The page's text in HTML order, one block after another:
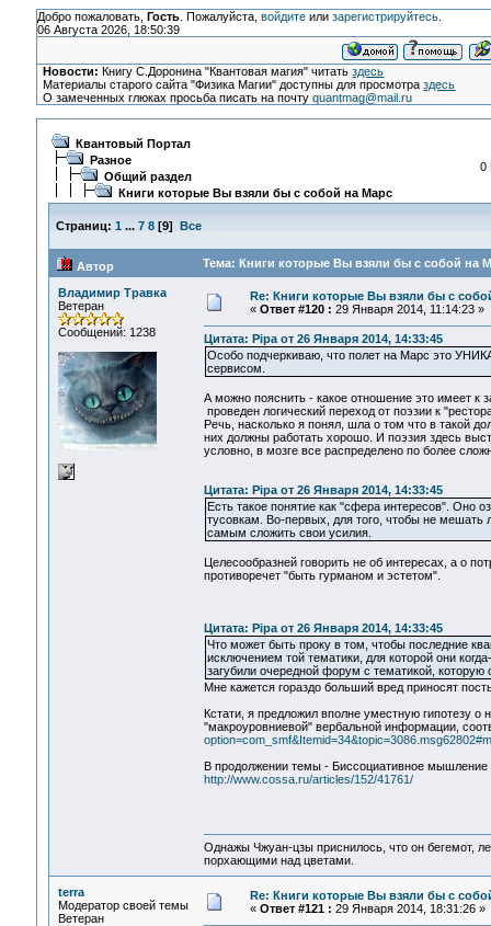
Добро пожаловать, Гость. Пожалуйста, войдитеили зарегистрируйтесь.
06 Августа 2026, 18:50:39
Новости: Книгу С.Доронина "Квантовая магия" читатьздесь
Материалы старого сайта "Физика Магии" доступны для просмотраздесь
О замеченных глюках просьба писать на почтуquantmag@mail.ru
Квантовый Портал
Разное
Общий раздел
Книги которые Вы взяли бы с собой на Марс
0
Страниц: 1 ... 7 8[9] Все
Автор Тема: Книги которые Вы взяли бы с собой на
Владимир Травка
Ветеран
Сообщений: 1238
Re: Книги которые Вы взяли бы с
« Ответ #120 : 29 Января 2014, 11:14:23 »
Цитата: Pipa от 26 Января 2014, 14:33:45
Особо подчеркиваю, что полет на Марс это
сервисом.
А можно пояснить - какое отношение это имеет
проведен логический переход от поэзии к
Речь, насколько я понял, шла о том что в такой
них должны работать хорошо. И поэзия здесь
условно, в мозге все распределено по более
Цитата: Pipa от 26 Января 2014, 14:33:45
Есть такое понятие как "сфера интересов". Оно
тусовкам. Во-первых, для того, чтобы не
самым сложить свои усилия.
Целесообразней говорить не об интересах, а о
противоречет "быть гурманом и эстетом".
Цитата: Pipa от 26 Января 2014, 14:33:45
Что может быть проку в том, чтобы последние
исключением той тематики, для которой они
загубили очередной форум с тематикой,
Мне кажется гораздо больший вред приносят
Кстати, я предложил вполне уместную гипотезу о
"макроуровниевой" вербальной информации,
В продолжении темы - Биссоциативное мышление
http://www.cossa.ru/articles/152/41761/
Однажы Чжуан-цзы приснилось, что он бегемот,
порхающими над цветами.
terra
Модератор своей темы
Ветеран
Re: Книги которые Вы взяли бы с
« Ответ #121 : 29 Января 2014, 18:31:26 »